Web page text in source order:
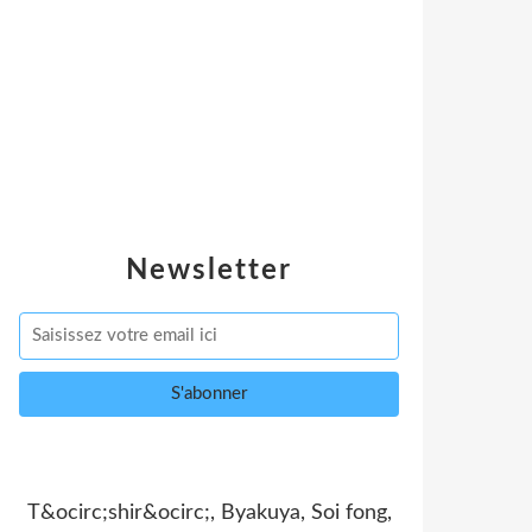
Newsletter
T&ocirc;shir&ocirc;, Byakuya, Soi fong,